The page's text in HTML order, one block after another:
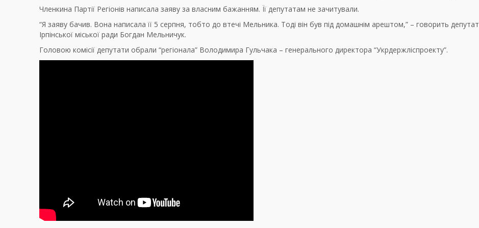
Членкина Партії Регіонів написала заяву за власним бажанням. Її депутатам не зачитували.
“Я заяву бачив. Вона написала її 5 серпня, тобто до втечі Мельника. Тоді він був під домашнім арештом,” – говорить депутат
Ірпінської міської ради Богдан Мельничук.
Головою комісії депутати обрали “регіонала” Володимира Гульчака – генерального директора “Укрдержліспроекту”.